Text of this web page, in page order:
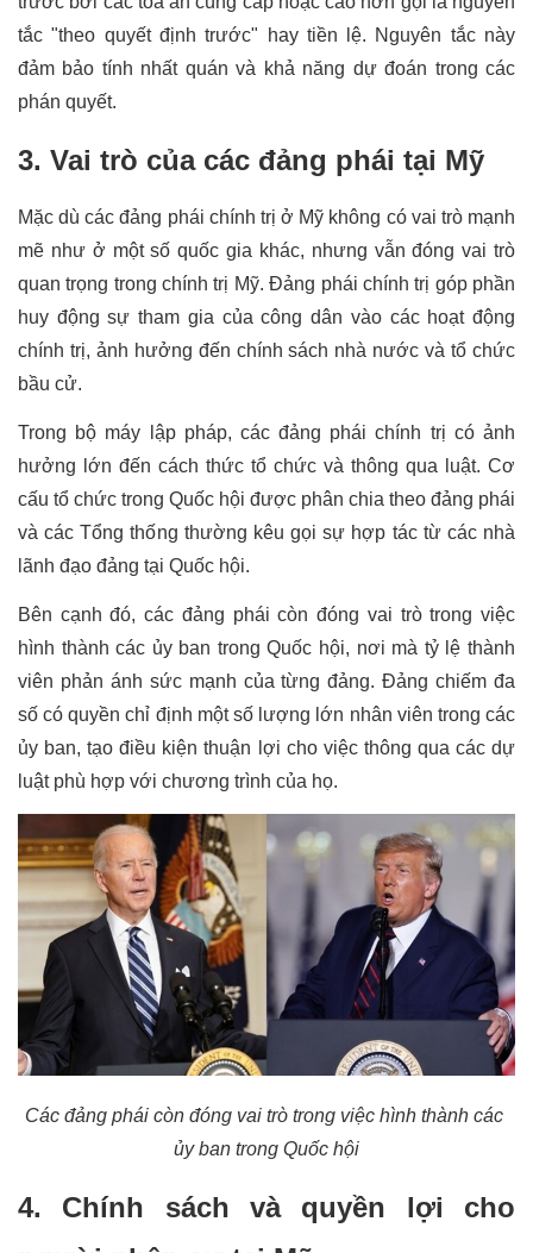
tắc "theo quyết định trước" hay tiền lệ. Nguyên tắc này
đảm bảo tính nhất quán và khả năng dự đoán trong các
phán quyết.
3. Vai trò của các đảng phái tại Mỹ
Mặc dù các đảng phái chính trị ở Mỹ không có vai trò mạnh
mẽ như ở một số quốc gia khác, nhưng vẫn đóng vai trò
quan trọng trong chính trị Mỹ. Đảng phái chính trị góp phần
huy động sự tham gia của công dân vào các hoạt động
chính trị, ảnh hưởng đến chính sách nhà nước và tổ chức
bầu cử.
Trong bộ máy lập pháp, các đảng phái chính trị có ảnh
hưởng lớn đến cách thức tổ chức và thông qua luật. Cơ
cấu tổ chức trong Quốc hội được phân chia theo đảng phái
và các Tổng thống thường kêu gọi sự hợp tác từ các nhà
lãnh đạo đảng tại Quốc hội.
Bên cạnh đó, các đảng phái còn đóng vai trò trong việc
hình thành các ủy ban trong Quốc hội, nơi mà tỷ lệ thành
viên phản ánh sức mạnh của từng đảng. Đảng chiếm đa
số có quyền chỉ định một số lượng lớn nhân viên trong các
ủy ban, tạo điều kiện thuận lợi cho việc thông qua các dự
luật phù hợp với chương trình của họ.
Các đảng phái còn đóng vai trò trong việc hình thành các
ủy ban trong Quốc hội
4. Chính sách và quyền lợi cho